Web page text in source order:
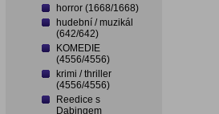
horror (1668/1668)
hudební / muzikál
(642/642)
KOMEDIE
(4556/4556)
krimi / thriller
(4556/4556)
Reedice s
Dabingem